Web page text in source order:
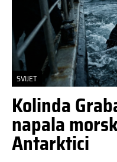
SVIJET
Kolinda
napala
Antarktici